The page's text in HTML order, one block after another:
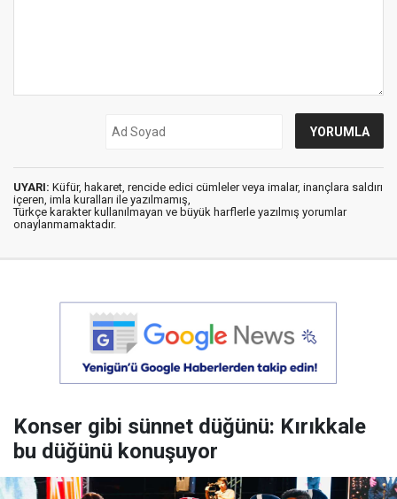
UYARI: Küfür, hakaret, rencide edici cümleler veya imalar, inançlara saldırı
içeren, imla kuralları ile yazılmamış,
Türkçe karakter kullanılmayan ve büyük harflerle yazılmış yorumlar
onaylanmamaktadır.
Konser gibi sünnet düğünü: Kırıkkale
bu düğünü konuşuyor